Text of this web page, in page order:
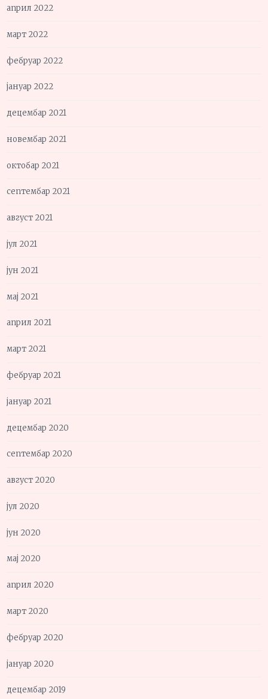
април 2022
март 2022
фебруар 2022
јануар 2022
децембар 2021
новембар 2021
октобар 2021
септембар 2021
август 2021
јул 2021
јун 2021
мај 2021
април 2021
март 2021
фебруар 2021
јануар 2021
децембар 2020
септембар 2020
август 2020
јул 2020
јун 2020
мај 2020
април 2020
март 2020
фебруар 2020
јануар 2020
децембар 2019